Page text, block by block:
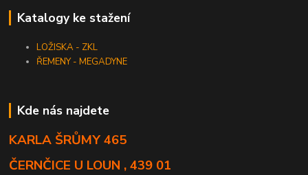
Katalogy ke stažení
LOŽISKA - ZKL
ŘEMENY - MEGADYNE
Kde nás najdete
KARLA ŠRŮMY 465
ČERNČICE U LOUN , 439 01